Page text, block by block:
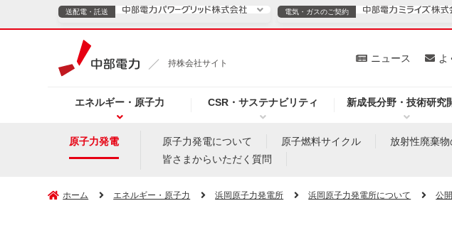
持株会社サイト
エネルギー・原子力 CSR・サステナビリティ 新成長分野・技術研究
ニュース よ
送配電・託送 電気・ガスのご契約
電気・ガスのご契約
原子力発電 原子力発電について 原子燃料サイクル 放射性廃棄
皆さまからいただく質問
ホーム エネルギー・原子力 浜岡原子力発電所 浜岡原子力発電所について 公